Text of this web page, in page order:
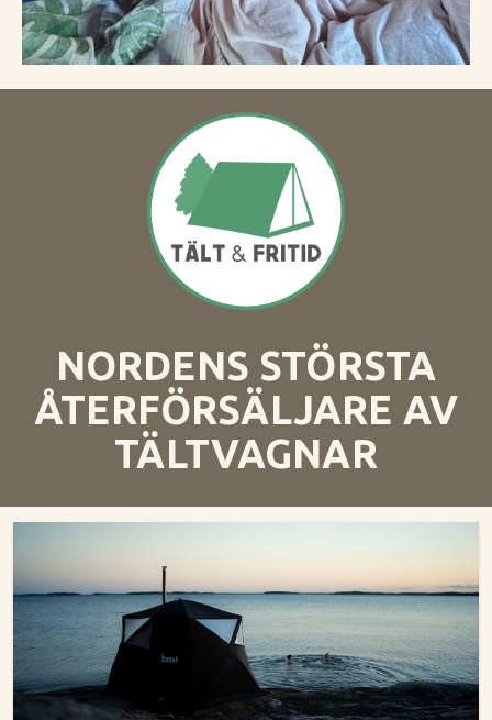
NORDENS STÖRSTA
ÅTERFÖRSÄLJARE AV
TÄLTVAGNAR